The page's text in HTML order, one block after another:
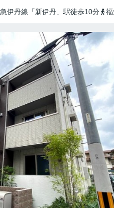
伊丹線「新伊丹」駅徒歩10分